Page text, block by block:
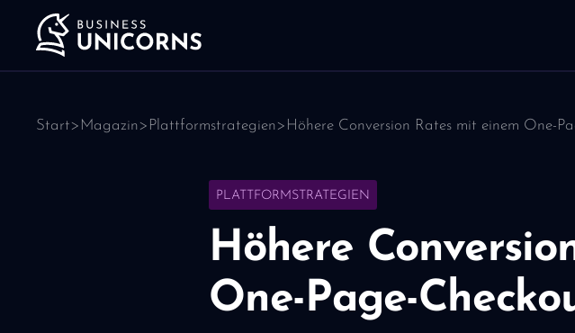
Start> Magazin> Plattformstrategien> Höhere Conversion Rates mit einem One-
PLATTFORMSTRATEGIEN
Höhere
One-Page-